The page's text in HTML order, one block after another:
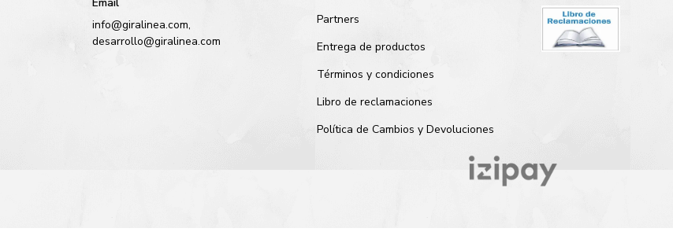
info@giralinea.com,
desarrollo@giralinea.com
Partners
Entrega de productos
Términos y condiciones
Libro de reclamaciones
Política de Cambios y Devoluciones